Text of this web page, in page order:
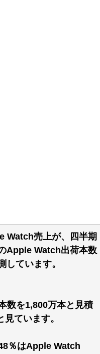
Watch売上が、四半期
Apple Watch出荷本数
ています。
数を1,800万本と見積
ています。
％はApple Watch